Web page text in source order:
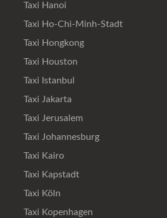
Taxi Hanoi
Taxi Ho-Chi-Minh-Stadt
Taxi Hongkong
Taxi Houston
Taxi Istanbul
Taxi Jakarta
Taxi Jerusalem
Taxi Johannesburg
Taxi Kairo
Taxi Kapstadt
Taxi Köln
Taxi Kopenhagen